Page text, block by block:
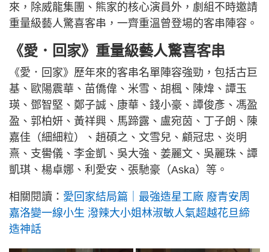
來，除威龍集團、熊家的核心演員外，劇組不時邀請
重量級藝人驚喜客串，一齊重溫曾登場的客串陣容。
《愛．回家》重量級藝人驚喜客串
《愛．回家》歷年來的客串名單陣容強勁，包括古巨
基、歐陽震華、苗僑偉、米雪、胡楓、陳煒、譚玉
瑛、鄧智堅、鄭子誠、康華、錢小豪、譚俊彥、馮盈
盈、郭柏妍、黃祥興、馬蹄露、盧宛茵、丁子朗、陳
嘉佳（細細粒）、趙碩之、文雪兒、顧冠忠、炎明
熹、支嚳儀、李金凱、吳大強、姜麗文、吳麗珠、譚
凱琪、楊卓娜、利愛安、張馳豪（Aska）等。
相關閱讀： 愛回家結局篇｜最強造星工廠 廢青安周
嘉洛變一線小生 潑辣大小姐林淑敏人氣超越花旦締
造神話